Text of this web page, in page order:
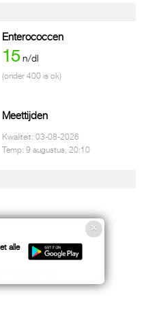
Enterococcen
15 n/dl
(onder 400 is ok)
Meettijden
Kwaliteit: 03-08-2026
Temp: 9 augustus, 20:10
alle